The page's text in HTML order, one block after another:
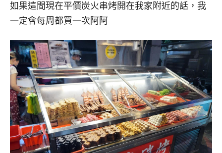
如果這間現在平價炭火串烤開在我家附近的話，我
一定會每周都買一次阿阿